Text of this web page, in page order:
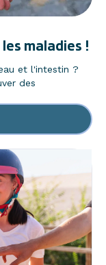
maladies !
et l'intestin ?
des